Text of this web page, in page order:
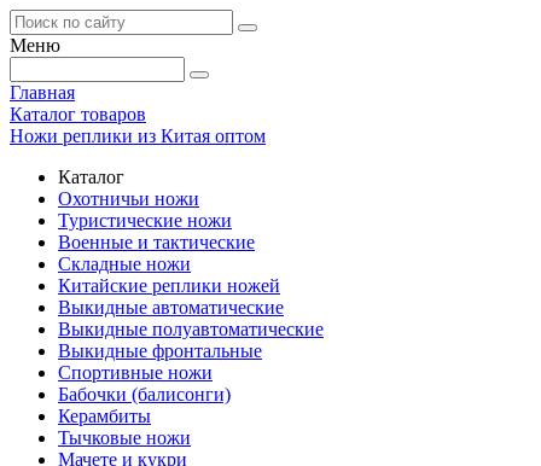
Меню
Главная
Каталог товаров
Ножи реплики из Китая оптом
Каталог
Охотничьи ножи
Туристические ножи
Военные и тактические
Складные ножи
Китайские реплики ножей
Выкидные автоматические
Выкидные полуавтоматические
Выкидные фронтальные
Спортивные ножи
Бабочки (балисонги)
Керамбиты
Тычковые ножи
Мачете и кукри